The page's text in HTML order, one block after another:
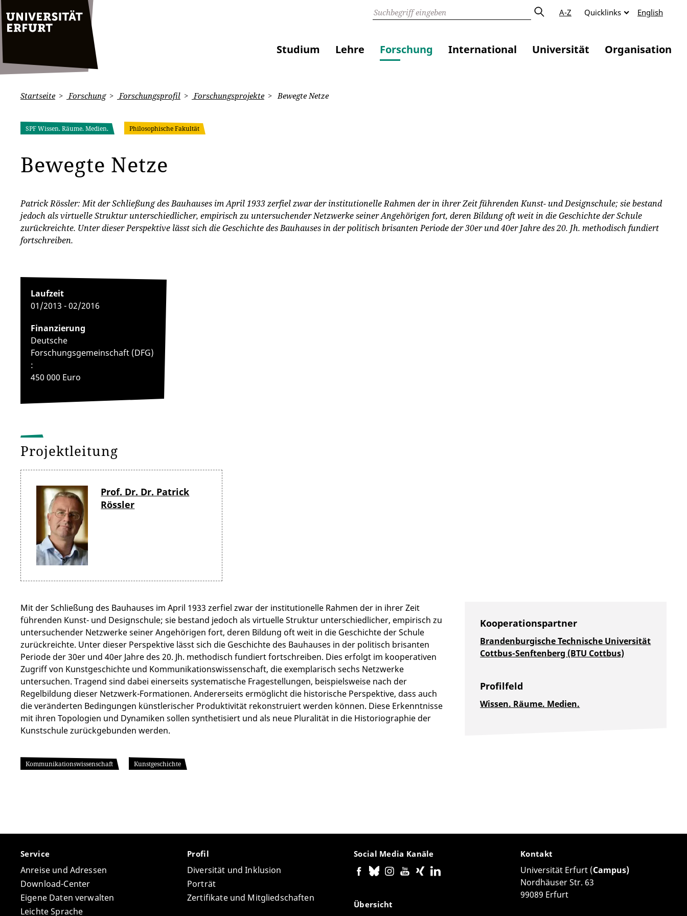
A-Z Quicklinks English
Studium Lehre Forschung International Universität Organisation
Startseite Forschung Forschungsprofil Forschungsprojekte Bewegte Netze
SPF Wissen. Räume. Medien. Philosophische Fakultät
Bewegte Netze
Patrick Rössler: Mit der Schließung des Bauhauses im April 1933 zerfiel zwar der institutionelle Rahmen der in ihrer Zeit führenden Kunst- und Designschule; sie bestand
jedoch als virtuelle Struktur unterschiedlicher, empirisch zu untersuchender Netzwerke seiner Angehörigen fort, deren Bildung oft weit in die Geschichte der Schule
zurückreichte. Unter dieser Perspektive lässt sich die Geschichte des Bauhauses in der politisch brisanten Periode der 30er und 40er Jahre des 20. Jh. methodisch fundiert
fortschreiben.
Laufzeit
01/2013 - 02/2016
Finanzierung
Deutsche
Forschungsgemeinschaft (DFG)
:
450 000 Euro
Projektleitung
Prof. Dr. Dr. Patrick
Rössler
Mit der Schließung des Bauhauses im April 1933 zerfiel zwar der institutionelle Rahmen der in ihrer Zeit
führenden Kunst- und Designschule; sie bestand jedoch als virtuelle Struktur unterschiedlicher, empirisch zu
untersuchender Netzwerke seiner Angehörigen fort, deren Bildung oft weit in die Geschichte der Schule
zurückreichte. Unter dieser Perspektive lässt sich die Geschichte des Bauhauses in der politisch brisanten
Periode der 30er und 40er Jahre des 20. Jh. methodisch fundiert fortschreiben. Dies erfolgt im kooperativen
Zugriff von Kunstgeschichte und Kommunikationswissenschaft, die exemplarisch sechs Netzwerke
untersuchen. Tragend sind dabei einerseits systematische Fragestellungen, beispielsweise nach der
Regelbildung dieser Netzwerk-Formationen. Andererseits ermöglicht die historische Perspektive, dass auch
die veränderten Bedingungen künstlerischer Produktivität rekonstruiert werden können. Diese Erkenntnisse
mit ihren Topologien und Dynamiken sollen synthetisiert und als neue Pluralität in die Historiographie der
Kunstschule zurückgebunden werden.
Kommunikationswissenschaft Kunstgeschichte
Kooperationspartner
Brandenburgische Technische Universität
Cottbus-Senftenberg (BTU Cottbus)
Profilfeld
Wissen. Räume. Medien.
Service
Anreise und Adressen
Download-Center
Eigene Daten verwalten
Leichte Sprache
Profil
Diversität und Inklusion
Porträt
Zertifikate und Mitgliedschaften
Social Media Kanäle
Übersicht
Kontakt
Universität Erfurt (Campus)
Nordhäuser Str. 63
99089 Erfurt